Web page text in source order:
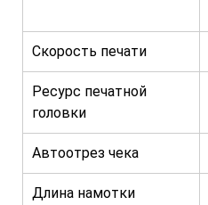
Скорость печати
Ресурс печатной
головки
Автоотрез чека
Длина намотки